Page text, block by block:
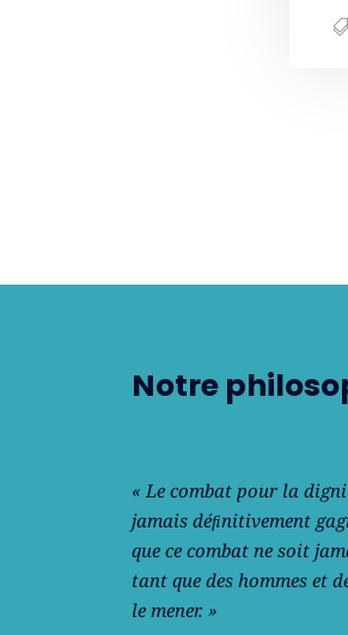
Notre
« Le combat pour la
jamais déﬁnitivement
que ce combat ne soit
tant que des hommes et
le mener. »